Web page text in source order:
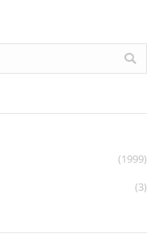
(1999)
(3)